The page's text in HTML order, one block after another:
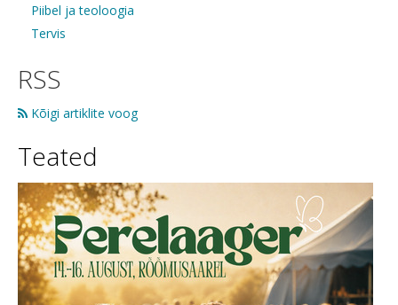
Piibel ja teoloogia
Tervis
RSS
Kõigi artiklite voog
Teated